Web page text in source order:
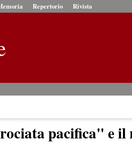
Repertorio Rivista
pacifica" e